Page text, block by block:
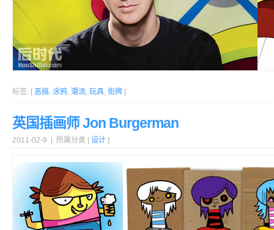
标签: [ 恶搞, 涂鸦, 潮流, 玩具, 街牌 ]
英国插画师 Jon Burgerman
2011-02-9 | 所属分类 [ 设计 ]